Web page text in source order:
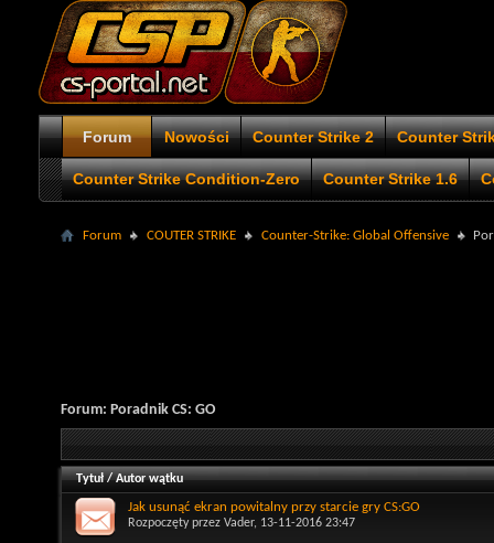
Forum Nowości Counter Strike 2 Counter
Counter Strike Condition-Zero Counter Strike 1.6
Forum COUTER STRIKE Counter-Strike: Global Offensive
Forum: Poradnik CS: GO
Tytuł/Autor wątku
Jak usunąć ekran powitalny przy starcie gry CS:GO
Rozpoczęty przez Vader, 13-11-2016 23:47